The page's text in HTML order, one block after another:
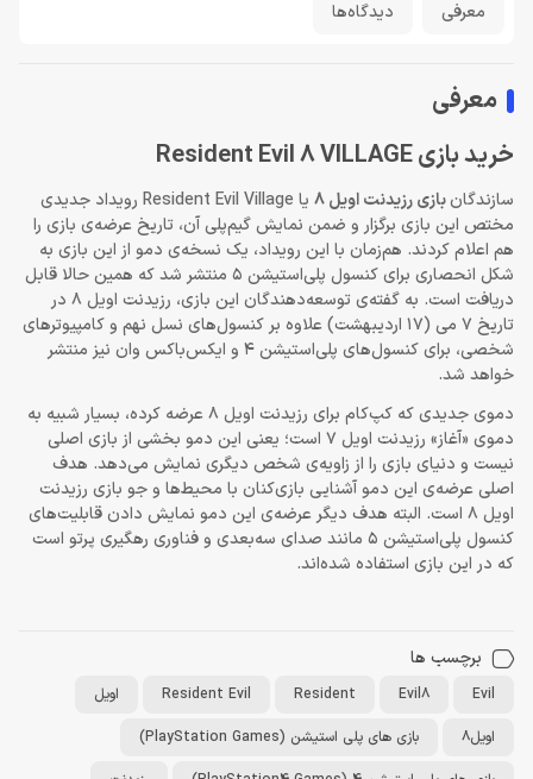
معرفی دیدگاه‌ها
معرفی
خريد بازی Resident Evil 8 VILLAGE
سازندگانبازی رزیدنت اویل 8
یا Resident Evil Village رویداد جدیدی
مختص این بازی برگزار و ضمن نمایش گیم‌پلی آن، تاریخ عرضه‌ی بازی را
هم اعلام کردند. هم‌زمان با این رویداد، یک نسخه‌ی دمو از این بازی به
شکل انحصاری برای کنسول پلی‌استیشن 5 منتشر شد که همین حالا قابل
دریافت است. به گفته‌ی توسعه‌دهندگان این بازی، رزیدنت اویل 8 در
تاریخ 7 می (17 اردیبهشت) علاوه بر کنسول‌های نسل نهم و کامپیوترهای
شخصی، برای کنسول‌های پلی‌استیشن 4 و ایکس‌باکس وان نیز منتشر
خواهد شد.
دموی جدیدی که کپ‌کام برای رزیدنت اویل 8 عرضه کرده، بسیار شبیه به
دموی «آغاز» رزیدنت اویل 7 است؛ یعنی این دمو بخشی از بازی اصلی
نیست و دنیای بازی را از زاویه‌ی شخص دیگری نمایش می‌دهد. هدف
اصلی عرضه‌ی این دمو آشنایی بازی‌کنان با محیط‌ها و جو بازی رزیدنت
اویل 8 است. البته هدف دیگر عرضه‌ی این دمو نمایش دادن قابلیت‌های
کنسول پلی‌استیشن 5 مانند صدای سه‌بعدی و فناوری رهگیری پرتو است
که در این بازی استفاده شده‌اند.
برچسب ها
Evil
Evil8
Resident
Resident Evil
اویل
اویل8
بازی های پلی استیشن (PlayStation Games)